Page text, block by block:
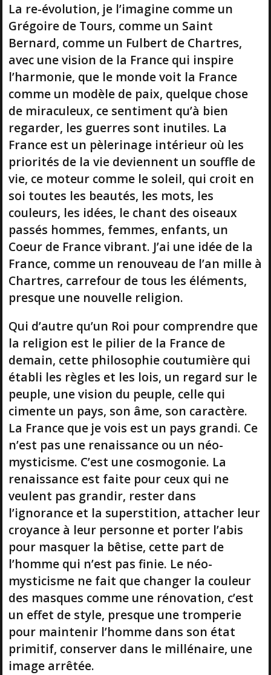
La re-évolution, je l’imagine comme un
Grégoire de Tours, comme un Saint
Bernard, comme un Fulbert de Chartres,
avec une vision de la France qui inspire
l’harmonie, que le monde voit la France
comme un modèle de paix, quelque chose
de miraculeux, ce sentiment qu’à bien
regarder, les guerres sont inutiles. La
France est un pèlerinage intérieur où les
priorités de la vie deviennent un souffle de
vie, ce moteur comme le soleil, qui croit en
soi toutes les beautés, les mots, les
couleurs, les idées, le chant des oiseaux
passés hommes, femmes, enfants, un
Coeur de France vibrant. J’ai une idée de la
France, comme un renouveau de l’an mille à
Chartres, carrefour de tous les éléments,
presque une nouvelle religion.
Qui d’autre qu’un Roi pour comprendre que
la religion est le pilier de la France de
demain, cette philosophie coutumière qui
établi les règles et les lois, un regard sur le
peuple, une vision du peuple, celle qui
cimente un pays, son âme, son caractère.
La France que je vois est un pays grandi. Ce
n’est pas une renaissance ou un néo-
mysticisme. C’est une cosmogonie. La
renaissance est faite pour ceux qui ne
veulent pas grandir, rester dans
l’ignorance et la superstition, attacher leur
croyance à leur personne et porter l’abis
pour masquer la bêtise, cette part de
l’homme qui n’est pas finie. Le néo-
mysticisme ne fait que changer la couleur
des masques comme une rénovation, c’est
un effet de style, presque une tromperie
pour maintenir l’homme dans son état
primitif, conserver dans le millénaire, une
image arrêtée.